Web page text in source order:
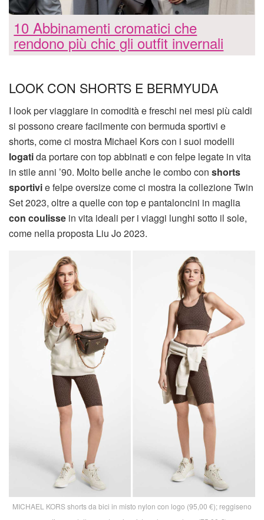
10 Abbinamenti cromatici che
rendono più chic gli outfit invernali
LOOK CON SHORTS E BERMYUDA
I look per viaggiare in comodità e freschi nei mesi più caldi
si possono creare facilmente con bermuda sportivi e
shorts, come ci mostra Michael Kors con i suoi modelli
logatida portare con top abbinati e con felpe legate in vita
in stile anni ’90. Molto belle anche le combo con shorts
sportivie felpe oversize come ci mostra la collezione Twin
Set 2023, oltre a quelle con top e pantaloncini in maglia
con coulisse in vita ideali per i viaggi lunghi sotto il sole,
come nella proposta Liu Jo 2023.
MICHAEL KORS shorts da bici in misto nylon con logo (95,00 €); reggiseno